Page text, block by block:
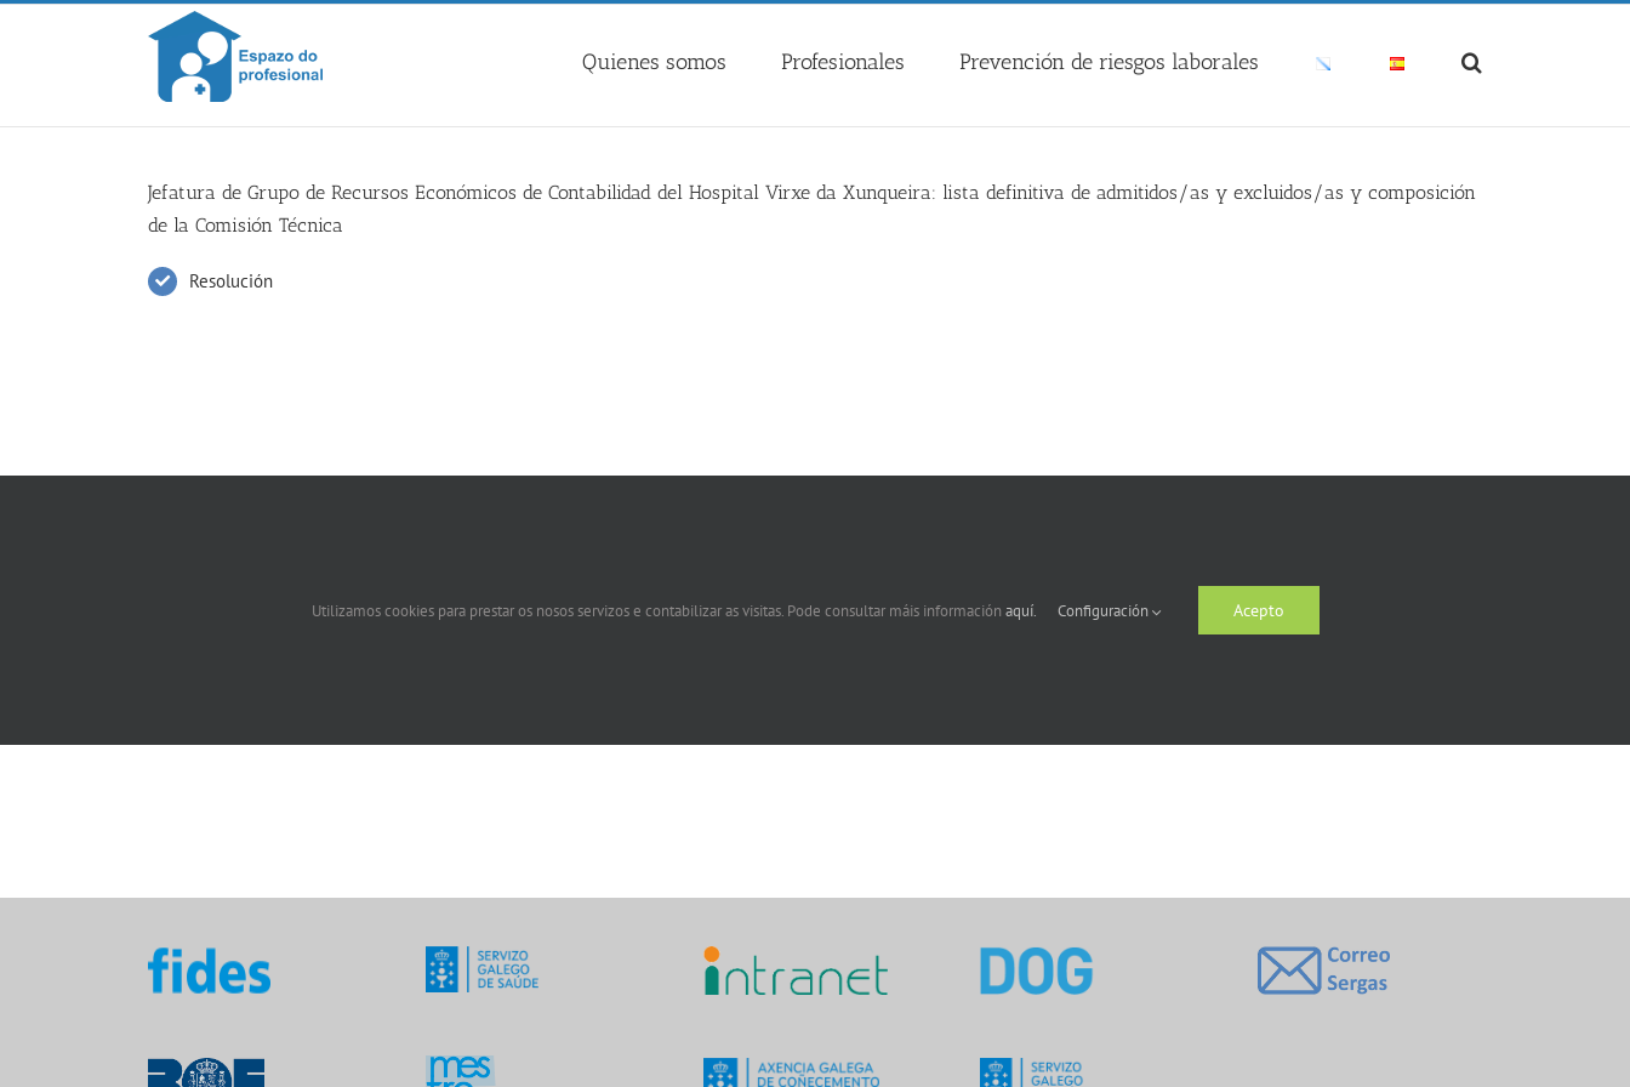
Skip
Quienes somos Profesionales Prevención de riesgos laborales
Jefatura de Grupo de Recursos Económicos de Contabilidad del Hospital Virxe da Xunqueira: lista definitiva de admitidos/as y excluidos/as y composición
de la Comisión Técnica
Resolución
Utilizamos cookies para prestar os nosos servizos e contabilizar as visitas. Pode consultar máis información aquí. Configuración Acepto